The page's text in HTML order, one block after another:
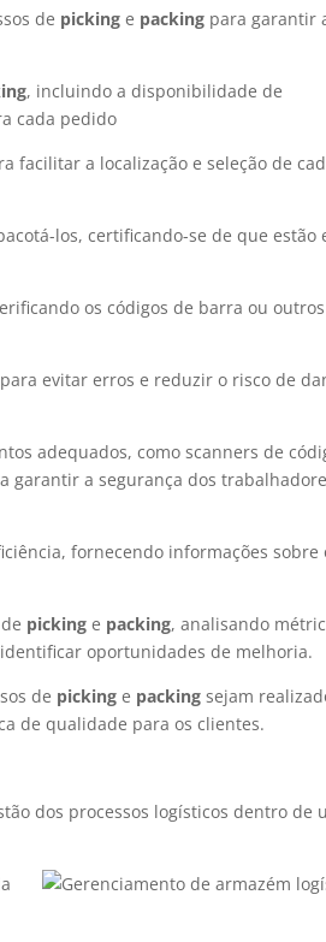
de pickinge packing para garantir
, incluindo a disponibilidade de
cada pedido
facilitar a localização e seleção de
los, certificando-se de que estão
os códigos de barra ou outros
evitar erros e reduzir o risco de
adequados, como scanners de
garantir a segurança dos
fornecendo informações sobre
pickinge packing, analisando
oportunidades de melhoria.
de pickinge packingsejam
de qualidade para os clientes.
dos processos logísticos dentro de